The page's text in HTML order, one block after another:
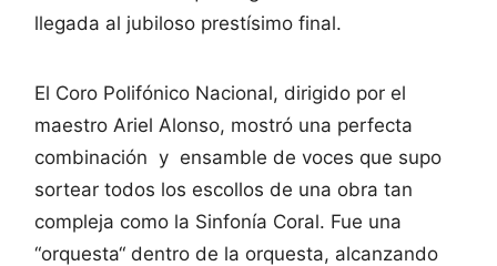
llegada al jubiloso prestísimo final.
El Coro Polifónico Nacional, dirigido por el
maestro Ariel Alonso, mostró una perfecta
combinación y ensamble de voces que supo
sortear todos los escollos de una obra tan
compleja como la Sinfonía Coral. Fue una
“orquesta“ dentro de la orquesta, alcanzando